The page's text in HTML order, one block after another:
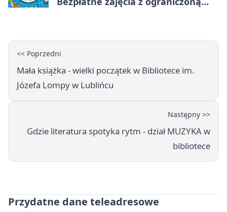
<< Poprzedni
Mała książka - wielki początek w Bibliotece im.
Józefa Lompy w Lublińcu
Następny >>
Gdzie literatura spotyka rytm - dział MUZYKA w
bibliotece
Przydatne dane teleadresowe